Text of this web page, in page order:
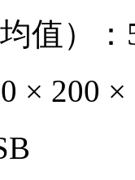
值）：
× 200 ×